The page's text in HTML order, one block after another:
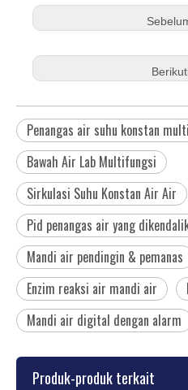
Penangas air suhu konstan
Bawah Air Lab Multifungsi
Sirkulasi Suhu Konstan Air Air
Pid penangas air yang
Mandi air pendingin & pemanas
Enzim reaksi air mandi air
Mandi air digital dengan alarm
Produk-produk terkait